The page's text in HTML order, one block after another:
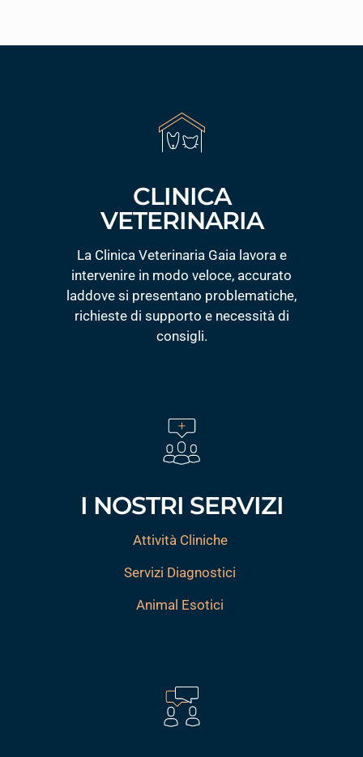
CLINICA
VETERINARIA
La Clinica Veterinaria Gaia lavora e
intervenire in modo veloce, accurato
laddove si presentano problematiche,
richieste di supporto e necessità di
consigli.
I NOSTRI SERVIZI
Attività Cliniche
Servizi Diagnostici
Animal Esotici